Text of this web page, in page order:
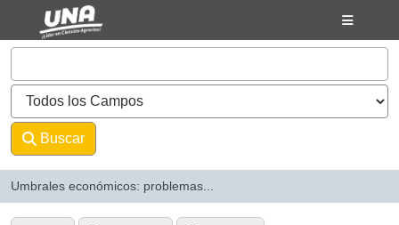
Saltar al contenido
VuFind
Buscar
Umbrales económicos: problemas...